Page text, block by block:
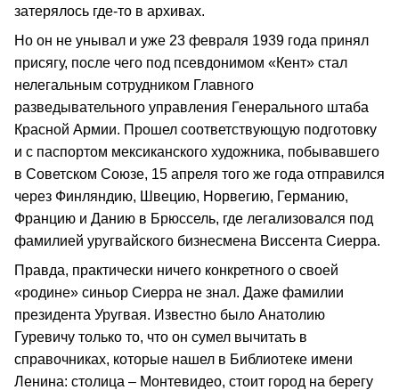
затерялось где-то в архивах.
Но он не унывал и уже 23 февраля 1939 года принял
присягу, после чего под псевдонимом «Кент» стал
нелегальным сотрудником Главного
разведывательного управления Генерального штаба
Красной Армии. Прошел соответствующую подготовку
и с паспортом мексиканского художника, побывавшего
в Советском Союзе, 15 апреля того же года отправился
через Финляндию, Швецию, Норвегию, Германию,
Францию и Данию в Брюссель, где легализовался под
фамилией уругвайского бизнесмена Виссента Сиерра.
Правда, практически ничего конкретного о своей
«родине» синьор Сиерра не знал. Даже фамилии
президента Уругвая. Известно было Анатолию
Гуревичу только то, что он сумел вычитать в
справочниках, которые нашел в Библиотеке имени
Ленина: столица – Монтевидео, стоит город на берегу